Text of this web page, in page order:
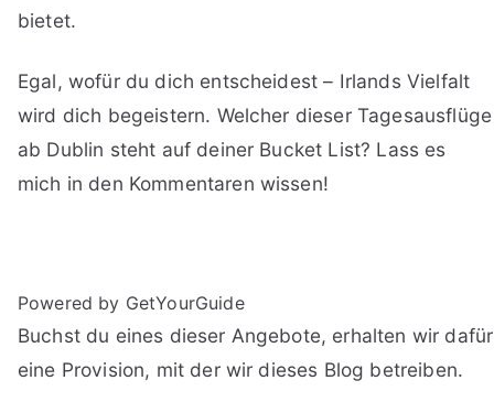
bietet.
Egal, wofür du dich entscheidest – Irlands Vielfalt
wird dich begeistern. Welcher dieser Tagesausflüge
ab Dublin steht auf deiner Bucket List? Lass es
mich in den Kommentaren wissen!
Powered by GetYourGuide
Buchst du eines dieser Angebote, erhalten wir dafür
eine Provision, mit der wir dieses Blog betreiben.